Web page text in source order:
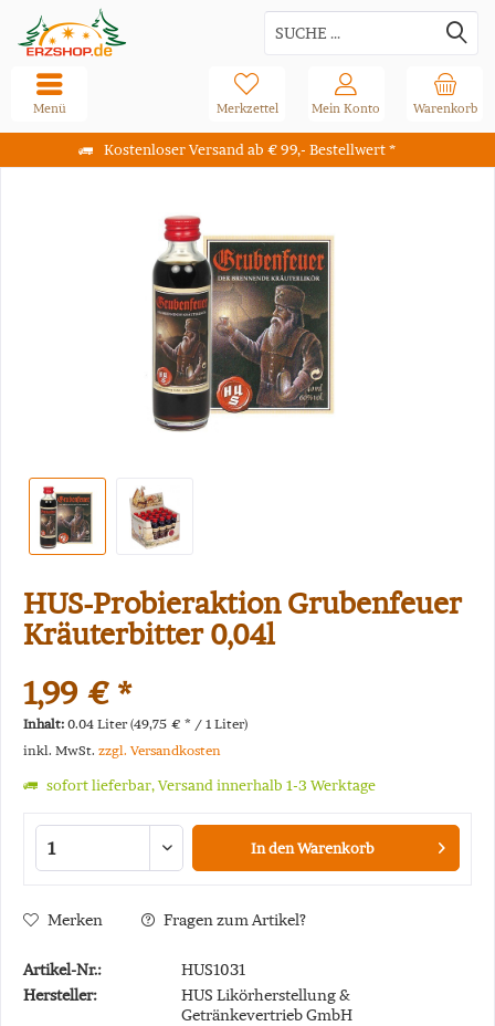
Kostenloser Versand ab € 99,- Bestellwert *
Warenkorb
Merkzettel Mein Konto
Menü
HUS-Probieraktion Grubenfeuer
Kräuterbitter 0,04l
1,99 € *
Inhalt: 0.04 Liter (49,75 € * / 1 Liter)
inkl. MwSt. zzgl. Versandkosten
sofort lieferbar, Versand innerhalb 1-3 Werktage
In denWarenkorb
Merken Fragen zum Artikel?
Artikel-Nr.:
HUS1031
Hersteller:
HUS Likörherstellung &
Getränkevertrieb GmbH